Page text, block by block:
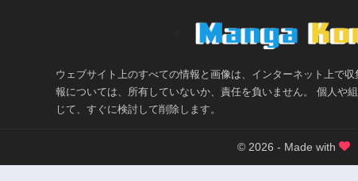
ウェブサイト上のすべての情報と画像は、インターネット上で
報については、所有していないか、責任を負いません。 個人や
じて、すぐに検討して削除します。
© 2026 - Made with